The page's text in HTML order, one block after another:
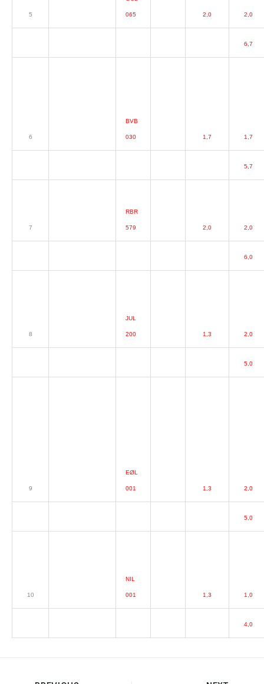
5 065 2,0 2,0
6,7
6
BVB
030 1,7 1,7
5,7
7
RBR
579 2,0 2,0
6,0
8
JUL
200 1,3 2,0
5,0
9
EØL
001 1,3 2,0
5,0
10
NIL
001 1,3 1,0
4,0